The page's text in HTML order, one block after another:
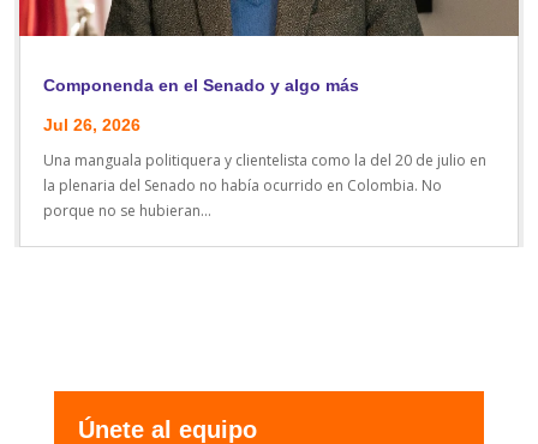
Componenda en el Senado y algo más
Jul 26, 2026
Una manguala politiquera y clientelista como la del 20 de julio en
la plenaria del Senado no había ocurrido en Colombia. No
porque no se hubieran...
Únete al equipo